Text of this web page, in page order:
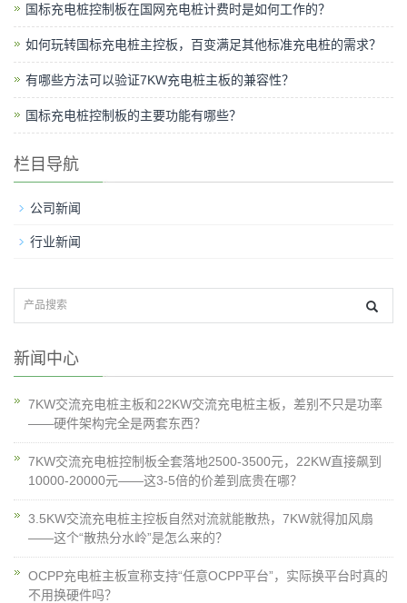
国标充电桩控制板在国网充电桩计费时是如何工作的？
如何玩转国标充电桩主控板，百变满足其他标准充电桩的需求？
有哪些方法可以验证7KW充电桩主板的兼容性？
国标充电桩控制板的主要功能有哪些？
栏目导航
公司新闻
行业新闻
新闻中心
7KW交流充电桩主板和22KW交流充电桩主板，差别不只是功率
——硬件架构完全是两套东西？
7KW交流充电桩控制板全套落地2500-3500元，22KW直接飙到
10000-20000元——这3-5倍的价差到底贵在哪？
3.5KW交流充电桩主控板自然对流就能散热，7KW就得加风扇
——这个“散热分水岭”是怎么来的？
OCPP充电桩主板宣称支持“任意OCPP平台”，实际换平台时真的
不用换硬件吗？